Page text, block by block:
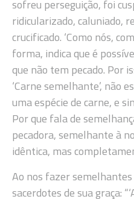
sofreu perseguição, foi
ridicularizado, caluniado,
crucificado. ‘Como nós,
forma, indica que é
que não tem pecado. Por
‘Carne semelhante’, não
uma espécie de carne, e
Por que fala de
pecadora, semelhante à
idêntica, mas
Ao nos fazer
sacerdotes de sua graça: